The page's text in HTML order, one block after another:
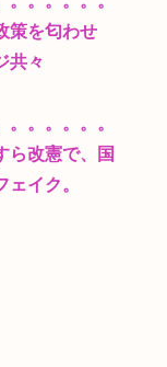
策を匂わせ
共々
。。。。。
ら改憲で、国
イク。